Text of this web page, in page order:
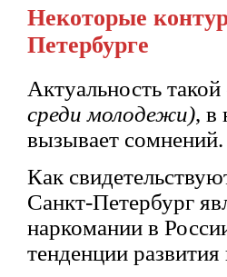
Некоторые
Петербурге
Актуальность
среди молодежи), в
вызывает сомнений.
Как
Санкт-Петербург
наркомании в
тенденции